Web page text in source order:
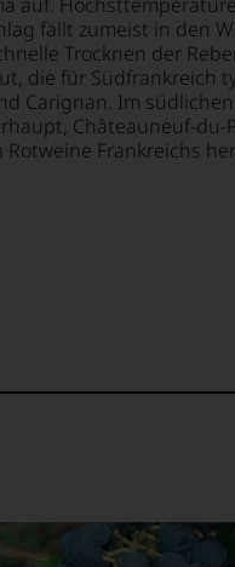
fällt zumeist in den
Trocknen der
die für Südfrankreich
Carignan. Im südlichen
Châteauneuf-du-
Frankreichs